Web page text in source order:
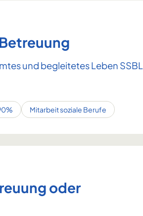
und begleitetes Leben SSBL
Mitarbeit soziale Berufe
oder